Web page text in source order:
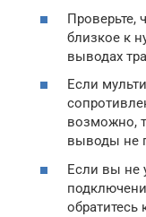
Проверьте,
близкое к
выводах
Если
возможно,
выводы не
Если вы не